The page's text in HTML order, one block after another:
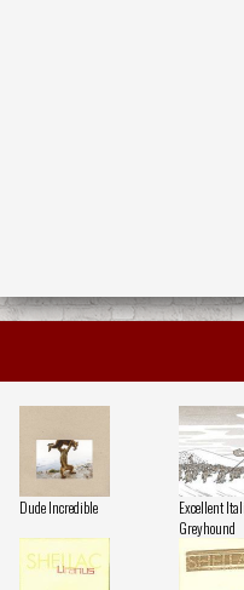
Dude Incredible
Excellent
Greyhound